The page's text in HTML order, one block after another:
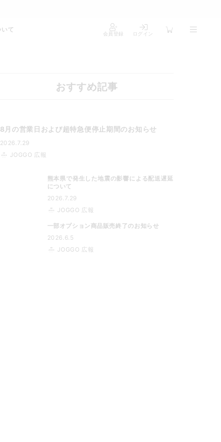
て
会員登録 ログイン
おすすめ記事
8月の営業日および超特急便停止期間のお知らせ
2026.7.29
JOGGO 広報
熊本県で発生した地震の影響による配送遅延
について
2026.7.29
JOGGO 広報
一部オプション商品販売終了のお知らせ
2026.6.5
JOGGO 広報